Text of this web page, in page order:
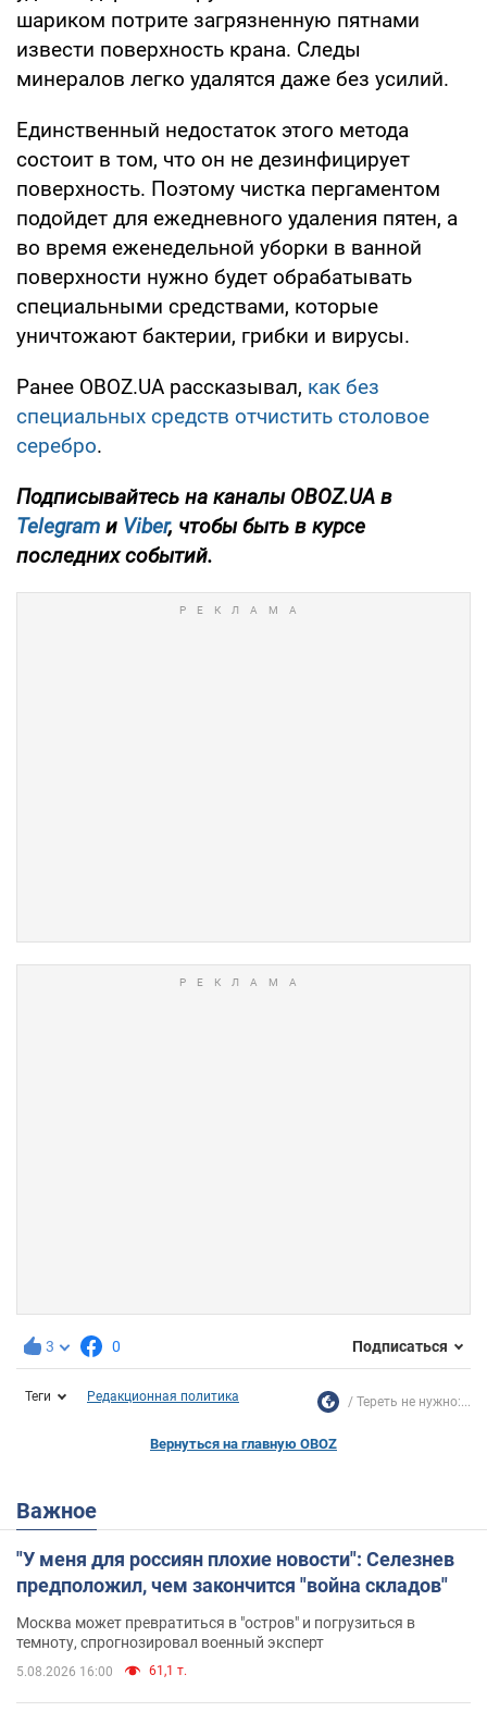
шариком потрите загрязненную пятнами
извести поверхность крана. Следы
минералов легко удалятся даже без усилий.
Единственный недостаток этого метода
состоит в том, что он не дезинфицирует
поверхность. Поэтому чистка пергаментом
подойдет для ежедневного удаления пятен, а
во время еженедельной уборки в ванной
поверхности нужно будет обрабатывать
специальными средствами, которые
уничтожают бактерии, грибки и вирусы.
Ранее OBOZ.UA рассказывал, как без
специальных средств отчистить столовое
серебро.
Подписывайтесь на каналы OBOZ.UA в
Telegram и Viber, чтобы быть в курсе
последних событий.
3 0 Подписаться
Теги Редакционная политика Тереть не нужно:...
Вернуться на главную OBOZ
Важное
"У меня для россиян плохие новости": Селезнев
предположил, чем закончится "война складов"
Москва может превратиться в "остров" и погрузиться в
темноту, спрогнозировал военный эксперт
5.08.2026 16:00 61,1 т.